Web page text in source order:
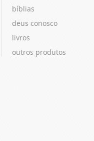
bíblias
deus conosco
livros
outros produtos